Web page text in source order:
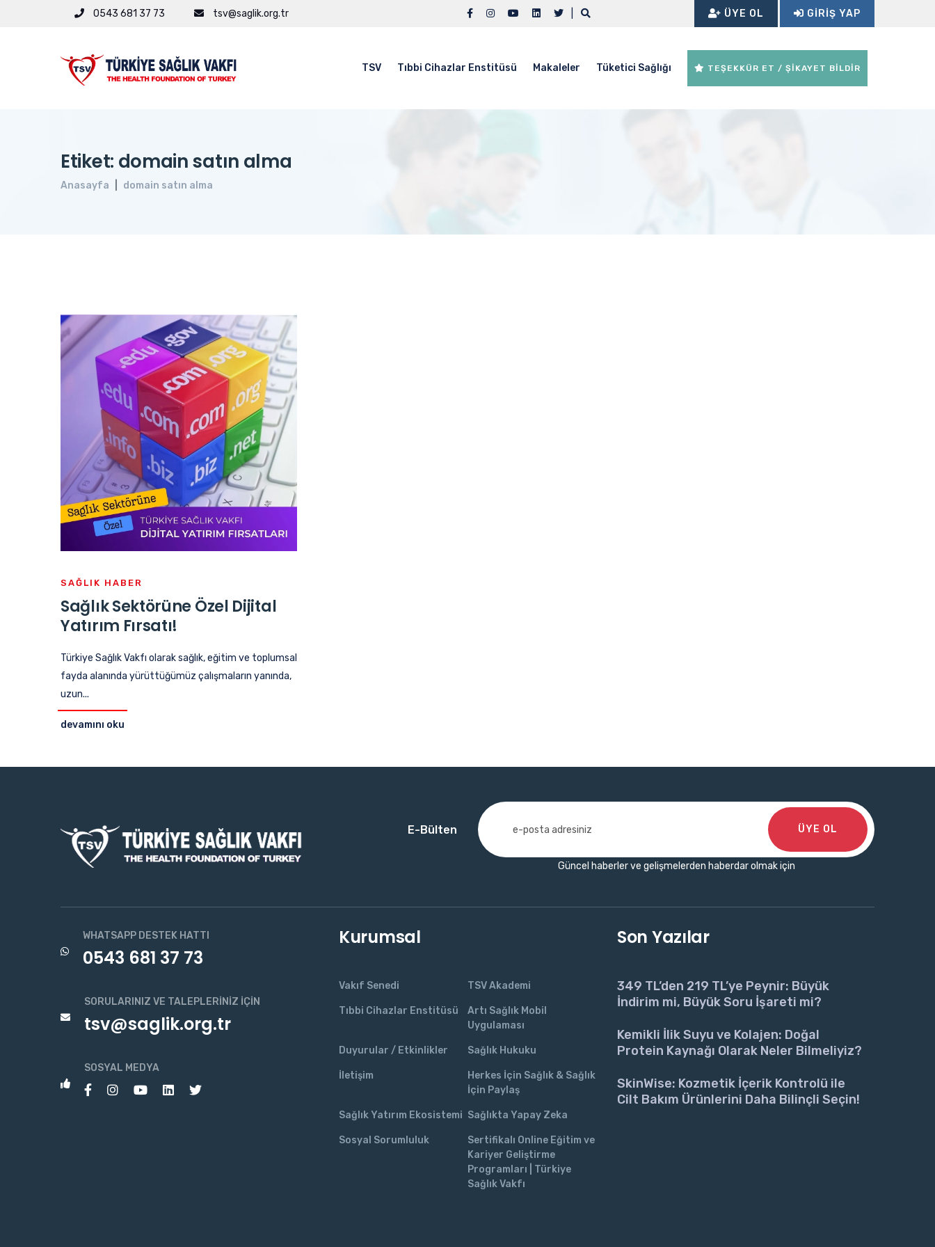
0543 681 37 73 tsv@saglik.org.tr ÜYE OL GIRIŞ YAP
TSV Tıbbi Cihazlar Enstitüsü Makaleler Tüketici Sağlığı TEŞEKKÜR ET / ŞİKAYET BİLDİR
Etiket: domain satın alma
Anasayfa domain satın alma
SAĞLIK HABER
Sağlık Sektörüne Özel Dijital
Yatırım Fırsatı!
Türkiye Sağlık Vakfı olarak sağlık, eğitim ve toplumsal
fayda alanında yürüttüğümüz çalışmaların yanında,
uzun...
devamını oku
E-Bülten
Güncel haberler ve gelişmelerden haberdar olmak için
ÜYE OL
WHATSAPP DESTEK HATTI
0543 681 37 73
SORULARINIZ VE TALEPLERINIZ İÇIN
tsv@saglik.org.tr
SOSYAL MEDYA
Kurumsal
Vakıf Senedi TSV Akademi
Tıbbi Cihazlar Enstitüsü
Artı Sağlık Mobil
Uygulaması
Duyurular / Etkinlikler Sağlık Hukuku
İletişim
Herkes İçin Sağlık & Sağlık
İçin Paylaş
Sağlık Yatırım Ekosistemi Sağlıkta Yapay Zeka
Sosyal Sorumluluk
Sertifikalı Online Eğitim ve
Kariyer Geliştirme
Programları | Türkiye
Sağlık Vakfı
Son Yazılar
349 TL’den 219 TL’ye Peynir: Büyük
İndirim mi, Büyük Soru İşareti mi?
Kemikli İlik Suyu ve Kolajen: Doğal
Protein Kaynağı Olarak Neler Bilmeliyiz?
SkinWise: Kozmetik İçerik Kontrolü ile
Cilt Bakım Ürünlerini Daha Bilinçli Seçin!